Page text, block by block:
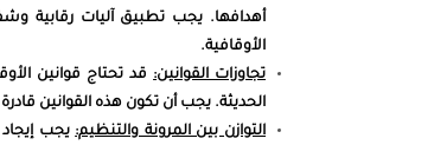
أهدافها. يجب تطبيق آليات رقابية
الأوقافية.
تجاوزات القوانين:قد تحتاج قوانين
الحديثة. يجب أن تكون هذه القوانين
التوازن بين المرونة والتنظيم:يجب إيجاد